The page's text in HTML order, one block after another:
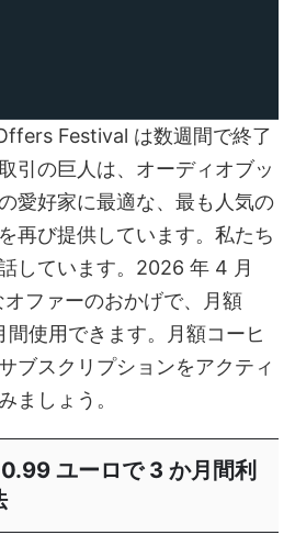
Festival は数週間で終了
引の巨人は、オーディオブッ
愛好家に最適な、最も人気の
再び提供しています。私たち
しています。2026 年 4 月
ファーのおかげで、月額
使用できます。月額コーヒ
ブスクリプションをアクティ
ましょう。
ユーロで 3 か月間利